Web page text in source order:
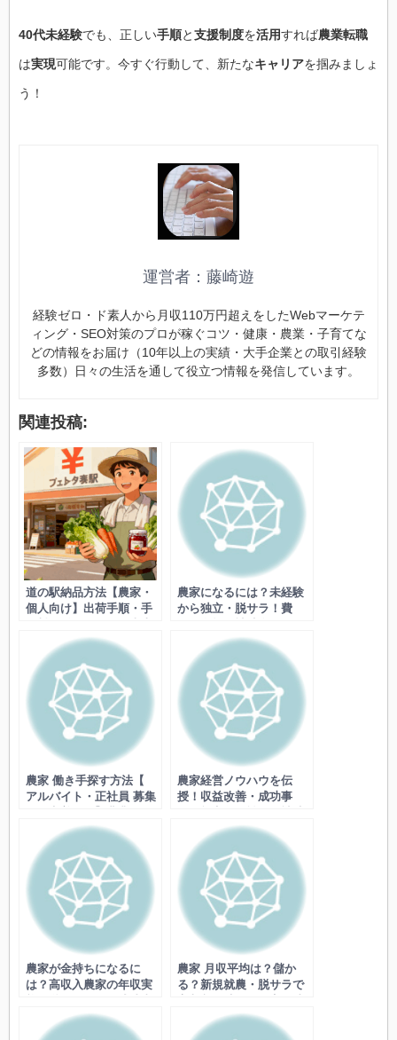
40代未経験でも、正しい手順と支援制度を活用すれば農業転職
は実現可能です。今すぐ行動して、新たなキャリアを掴みましょ
う！
運営者：藤崎遊
経験ゼロ・ド素人から月収110万円超えをしたWebマーケテ
ィング・SEO対策のプロが稼ぐコツ・健康・農業・子育てな
どの情報をお届け（10年以上の実績・大手企業との取引経験
多数）日々の生活を通して役立つ情報を発信しています。
関連投稿:
道の駅納品方法【農家・
個人向け】出荷手順・手
アップ！売れ残り回避の
コツも
農家になるには？未経験
から独立・脱サラ！費
で成功するコツ
農家 働き手探す方法【
アルバイト・正社員 募集
手不足解消法、求人方法
と採用ノウハウなど
農家経営ノウハウを伝
授！収益改善・成功事
金活用など
農家が金持ちになるに
は？高収入農家の年収実
農家 月収平均は？儲か
る？新規就農・脱サラで
域・作物別事例、補助金
活用術など